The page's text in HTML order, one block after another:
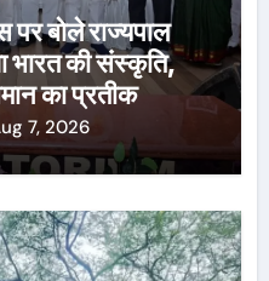
पर बोले राज्यपाल
भारत की संस्कृति,
का प्रतीक
7, 2026